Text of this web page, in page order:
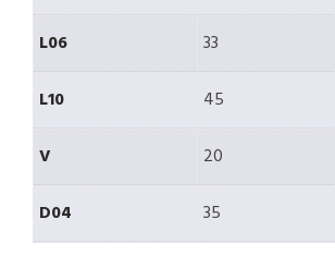
L06
33
L10
45
V
20
D04
35